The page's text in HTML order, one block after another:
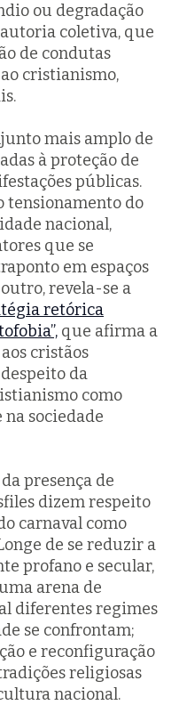
ou degradação
autoria coletiva, que
de condutas
cristianismo,
mais amplo de
à proteção de
públicas.
tensionamento do
nacional,
que se
em espaços
revela-se a
retórica
que afirma a
cristãos
da
como
sociedade
presença de
dizem respeito
carnaval como
de se reduzir a
profano e secular,
arena de
diferentes regimes
se confrontam;
e reconfiguração
religiosas
nacional.